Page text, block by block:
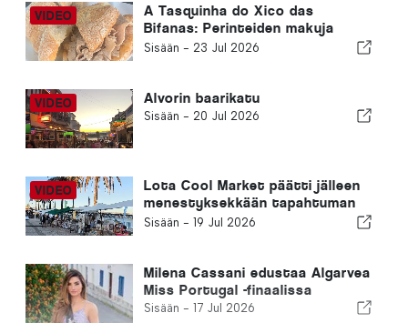
A Tasquinha do Xico das
Bifanas: Perinteiden makuja
Armação de Pêran torilla
Sisään - 23 Jul 2026
Alvorin baarikatu
Sisään - 20 Jul 2026
Lota Cool Market päätti jälleen
menestyksekkään tapahtuman
Portimãossa
Sisään - 19 Jul 2026
Milena Cassani edustaa Algarvea
Miss Portugal -finaalissa
Sisään - 17 Jul 2026